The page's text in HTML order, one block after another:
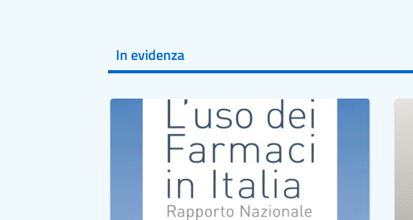
In evidenza